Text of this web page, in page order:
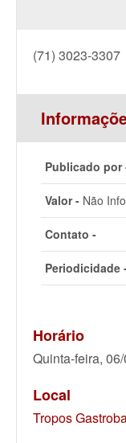
(71) 3023-3307
Publicado por
Valor - Não
Contato -
Periodicidade
Horário
Quinta-feira,
Local
Tropos